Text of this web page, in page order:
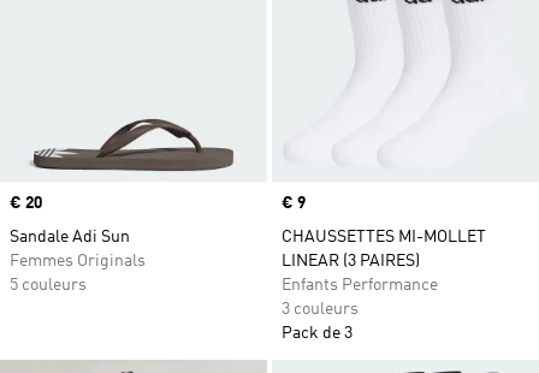
Prix
€ 20
Sandale Adi Sun
Femmes Originals
5 couleurs
Prix
€ 9
CHAUSSETTES MI-MOLLET
LINEAR (3 PAIRES)
Enfants Performance
3 couleurs
Pack de 3